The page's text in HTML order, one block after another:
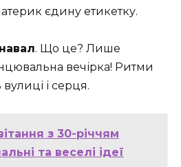
єдину етикетку.
. Що це? Лише
вечірка! Ритми
і серця.
з 30-річчям
та веселі ідеї